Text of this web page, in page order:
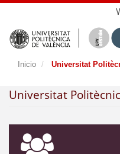
Inicio Universitat
Universitat